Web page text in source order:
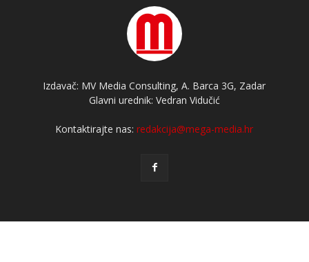
Izdavač: MV Media Consulting, A. Barca 3G, Zadar
Glavni urednik: Vedran Vidučić
Kontaktirajte nas:redakcija@mega-media.hr